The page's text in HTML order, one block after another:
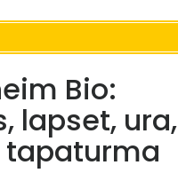
Bio:
lapset, ura,